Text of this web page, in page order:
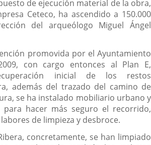
de ejecución material de la obra,
Ceteco, ha ascendido a 150.000
del arqueólogo Miguel Ángel
promovida por el Ayuntamiento
con cargo entonces al Plan E,
inicial de los restos
además del trazado del camino de
se ha instalado mobiliario urbano y
para hacer más seguro el recorrido,
de limpieza y desbroce.
concretamente, se han limpiado